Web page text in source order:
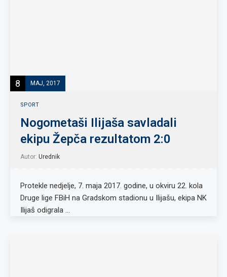
8 MAJ, 2017
SPORT
Nogometaši Ilijaša savladali
ekipu Žepča rezultatom 2:0
Autor: Urednik
Protekle nedjelje, 7. maja 2017. godine, u okviru 22. kola
Druge lige FBiH na Gradskom stadionu u Ilijašu, ekipa NK
Ilijaš odigrala …